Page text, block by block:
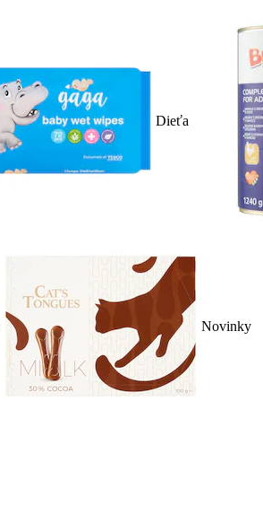
Dieťa
Novinky